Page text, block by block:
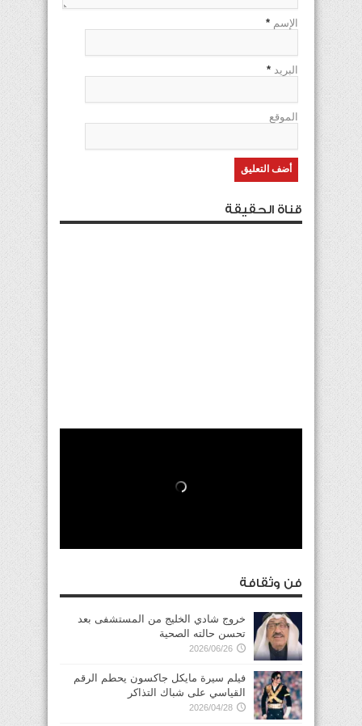
الإسم *
البريد *
الموقع
قناة الحقيقة
فن وثقافة
خروج شادي الخليج من المستشفى بعد
تحسن حالته الصحية
2026/06/26
فيلم سيرة مايكل جاكسون يحطم الرقم
القياسي على شباك التذاكر
2026/04/28